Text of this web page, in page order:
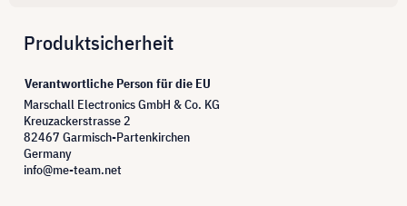
Produktsicherheit
Verantwortliche Person für die EU
Marschall Electronics GmbH & Co. KG
Kreuzackerstrasse 2
82467 Garmisch-Partenkirchen
Germany
info@me-team.net